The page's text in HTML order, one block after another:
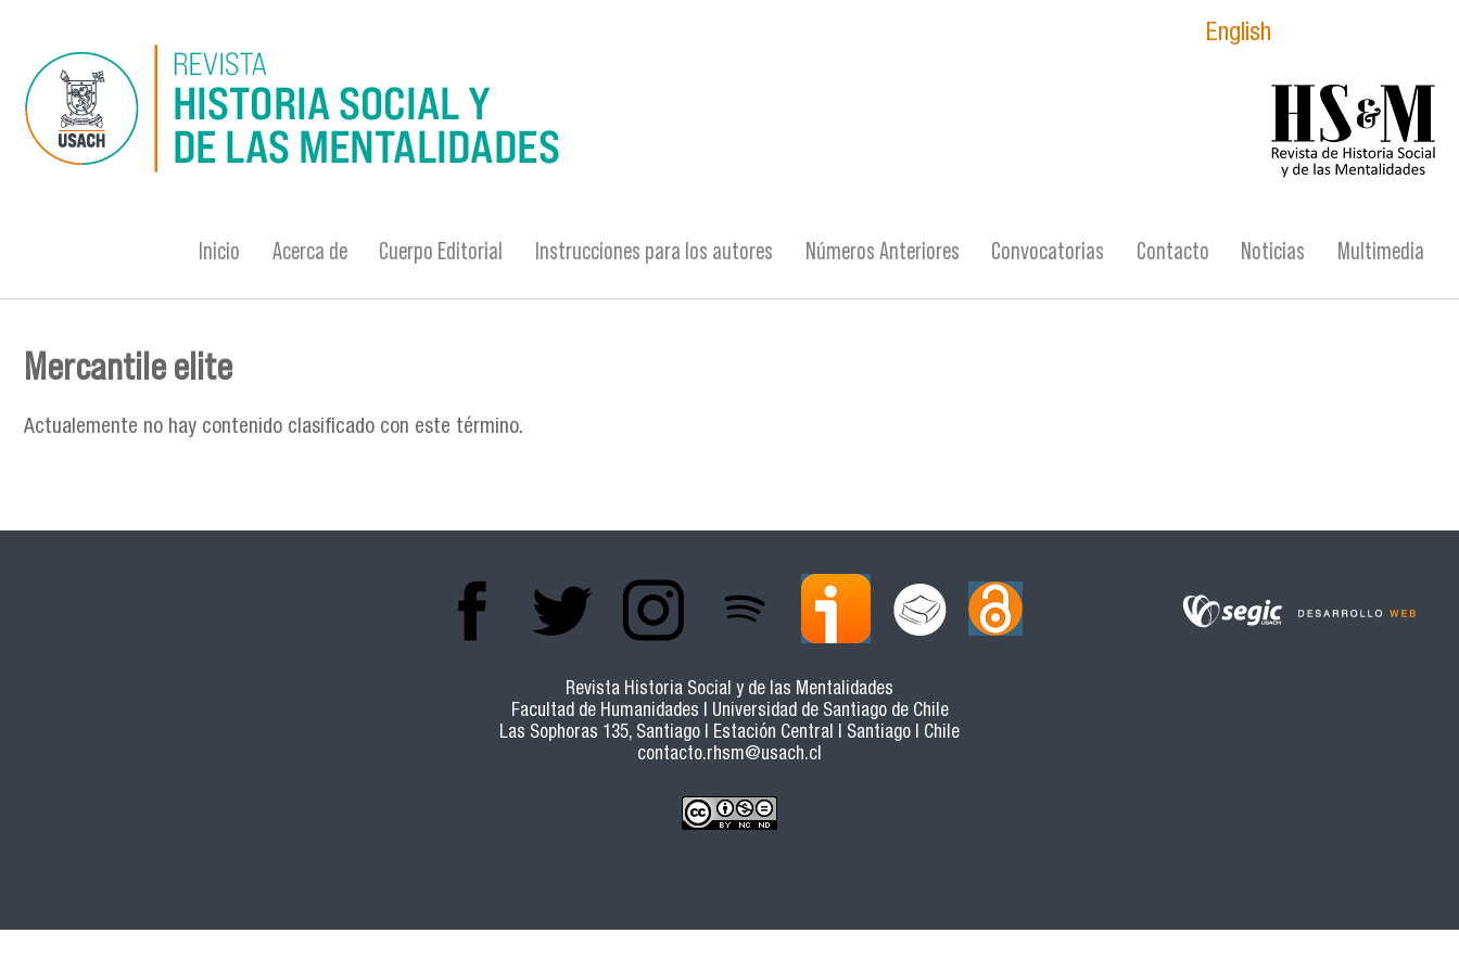
English
Inicio Acerca de Cuerpo Editorial Instrucciones para los autores Números Anteriores Convocatorias Contacto Noticias Multimedia
Se encuentra usted aquí
Mercantile elite
Actualemente no hay contenido clasificado con este término.
Revista Historia Social y de las Mentalidades
Facultad de Humanidades | Universidad de Santiago de Chile
Las Sophoras 135, Santiago | Estación Central | Santiago | Chile
contacto.rhsm@usach.cl